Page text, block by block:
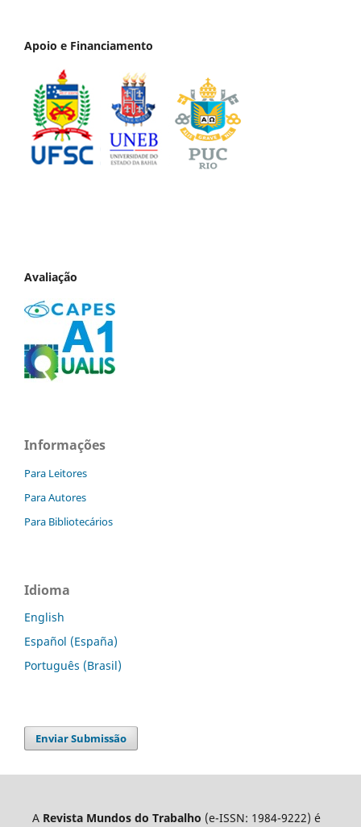
Apoio e Financiamento
Avaliação
Informações
Para Leitores
Para Autores
Para Bibliotecários
Idioma
English
Español (España)
Português (Brasil)
Enviar Submissão
A Revista Mundos do Trabalho (e-ISSN: 1984-9222) é